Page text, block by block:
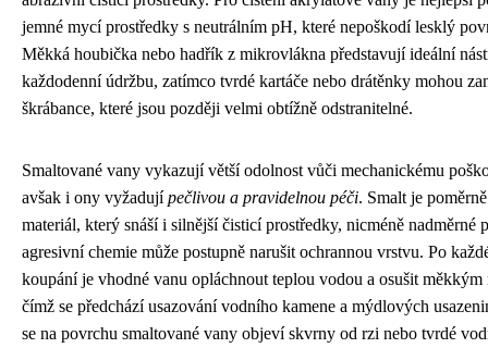
jemné mycí prostředky s neutrálním pH, které nepoškodí lesklý
Měkká houbička nebo hadřík z mikrovlákna představují ideální
každodenní údržbu, zatímco tvrdé kartáče nebo drátěnky mohou
škrábance, které jsou později velmi obtížně odstranitelné.
Smaltované vany vykazují větší odolnost vůči mechanickému
avšak i ony vyžadujípečlivou a pravidelnou péči. Smalt je
materiál, který snáší i silnější čisticí prostředky, nicméně nadměrné
agresivní chemie může postupně narušit ochrannou vrstvu. Po
koupání je vhodné vanu opláchnout teplou vodou a osušit měkkým
čímž se předchází usazování vodního kamene a mýdlových
se na povrchu smaltované vany objeví skvrny od rzi nebo tvrdé